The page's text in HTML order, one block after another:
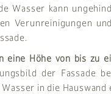
Wasser kann
Verunreinigungen
eine Höhe von bis zu
der Fassade
in die